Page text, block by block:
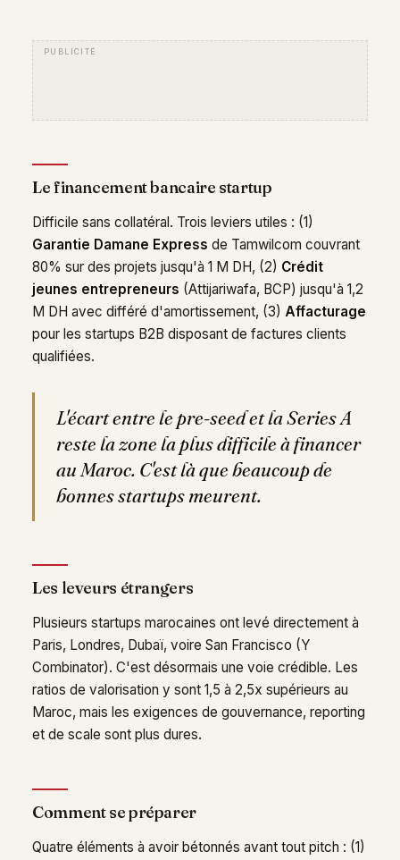
Le financement bancaire startup
Difficile sans collatéral. Trois leviers utiles : (1)
Garantie Damane Express de Tamwilcom couvrant
80% sur des projets jusqu'à 1 M DH, (2) Crédit
jeunes entrepreneurs (Attijariwafa, BCP) jusqu'à 1,2
M DH avec différé d'amortissement, (3) Affacturage
pour les startups B2B disposant de factures clients
qualifiées.
L'écart entre le pre-seed et la Series A
reste la zone la plus difficile à financer
au Maroc. C'est là que beaucoup de
bonnes startups meurent.
Les leveurs étrangers
Plusieurs startups marocaines ont levé directement à
Paris, Londres, Dubaï, voire San Francisco (Y
Combinator). C'est désormais une voie crédible. Les
ratios de valorisation y sont 1,5 à 2,5x supérieurs au
Maroc, mais les exigences de gouvernance, reporting
et de scale sont plus dures.
Comment se préparer
Quatre éléments à avoir bétonnés avant tout pitch : (1)